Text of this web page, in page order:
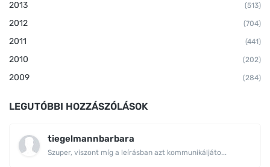
2013 (513)
2012 (704)
2011 (441)
2010 (202)
2009 (284)
LEGUTÓBBI HOZZÁSZÓLÁSOK
tiegelmannbarbara
Szuper, viszont míg a leírásban azt kommunikáljáto...